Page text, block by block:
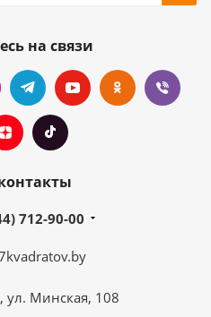
на связи
712-90-00
ул. Минская, 108